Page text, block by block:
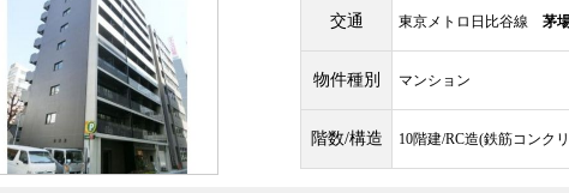
交通 東京メトロ日比谷線 茅
物件種別 マンション
階数/構造 10階建/RC造(鉄筋コンク